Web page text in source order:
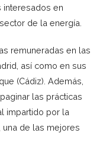
interesados en
de la energía.
remuneradas en las
así como en sus
(Cádiz). Además,
las prácticas
impartido por la
una de las mejores